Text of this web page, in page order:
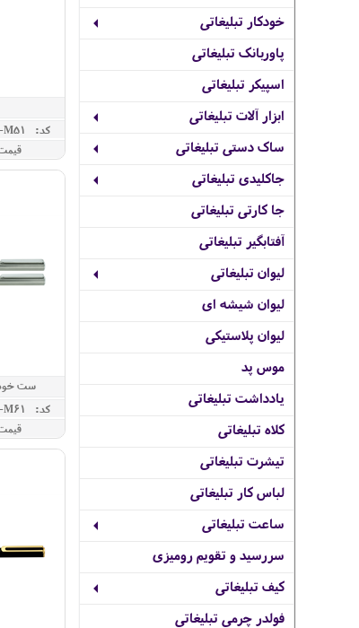
خودکار تبلیغاتی
پاوربانک تبلیغاتی
اسپیکر تبلیغاتی
ابزار آلات تبلیغاتی
ساک دستی تبلیغاتی
جاکلیدی تبلیغاتی
جا کارتی تبلیغاتی
آفتابگیر تبلیغاتی
لیوان تبلیغاتی
لیوان شیشه ای
لیوان پلاستیکی
موس پد
یادداشت تبلیغاتی
کلاه تبلیغاتی
تیشرت تبلیغاتی
لباس کار تبلیغاتی
ساعت تبلیغاتی
سررسید و تقویم رومیزی
کیف تبلیغاتی
فولدر چرمی تبلیغاتی
کد: GBP-M51
قیمت:
ست
کد: GBP-M61
قیمت: